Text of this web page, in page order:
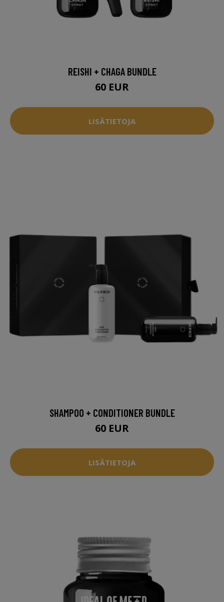
REISHI + CHAGA BUNDLE
60 EUR
LISÄTIETOJA
SHAMPOO + CONDITIONER BUNDLE
60 EUR
LISÄTIETOJA